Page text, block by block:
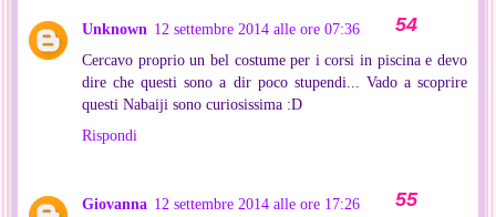
Unknown 12 settembre 2014 alle ore 07:36
Cercavo proprio un bel costume per i corsi in piscina e devo
dire che questi sono a dir poco stupendi... Vado a scoprire
questi Nabaiji sono curiosissima :D
Rispondi
Giovanna 12 settembre 2014 alle ore 17:26